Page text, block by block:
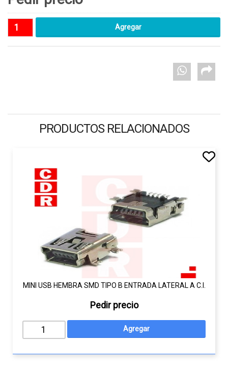
PRODUCTOS RELACIONADOS
MINI USB HEMBRA SMD TIPO B ENTRADA LATERAL A C.I.
Pedir precio